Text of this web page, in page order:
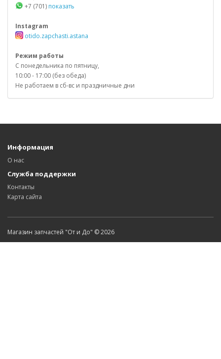
+7 (701) показать
Instagram
otido.zapchasti.astana
Режим работы
С понедельника по пятницу,
10:00 - 17:00 (без обеда)
Не работаем в сб-вс и праздничные дни
Информация
О нас
Служба поддержки
Контакты
Карта сайта
Магазин запчастей "От и До" © 2026